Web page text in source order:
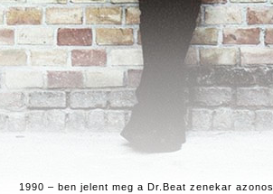
1990 – ben jelent meg a Dr.Beat zenekar